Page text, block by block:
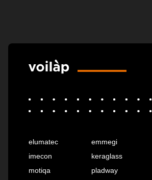
elumatec emmegi
imecon
keraglass
motiqa
pladway